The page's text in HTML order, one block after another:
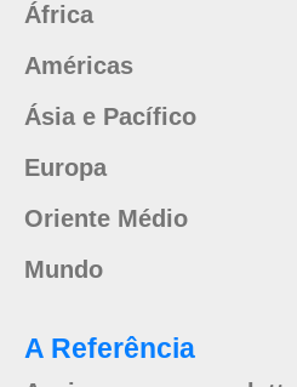
África
Américas
Ásia e Pacífico
Europa
Oriente Médio
Mundo
A Referência